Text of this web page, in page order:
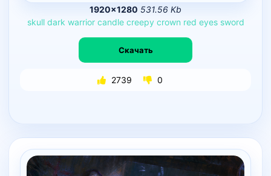
1920×1280 531.56 Kb
skull dark warrior candle creepy crown red eyes sword
Скачать
2739 0